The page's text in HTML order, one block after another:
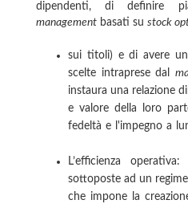
dipendenti, di definire
management basati su stock
sui titoli) e di avere
scelte intraprese dal
instaura una relazione
e valore della loro
fedeltà e l'impegno a
L’efficienza
sottoposte ad un
che impone la